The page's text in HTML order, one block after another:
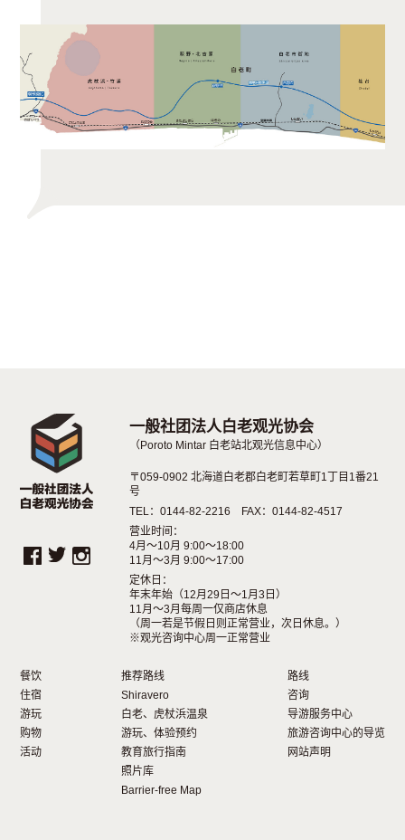
一般社团法人白老观光协会
（Poroto Mintar 白老站北观光信息中心）
〒059-0902 北海道白老郡白老町若草町1丁目1番21
号
TEL：0144-82-2216 FAX：0144-82-4517
营业时间：
4月～10月 9:00～18:00
11月～3月 9:00～17:00
定休日：
年末年始（12月29日〜1月3日）
11月～3月每周一仅商店休息
（周一若是节假日则正常营业，次日休息。）
※观光咨询中心周一正常营业
餐饮
住宿
游玩
购物
活动
推荐路线
Shiravero
白老、虎杖浜温泉
游玩、体验预约
教育旅行指南
照片库
Barrier-free Map
路线
咨询
导游服务中心
旅游咨询中心的导览
网站声明